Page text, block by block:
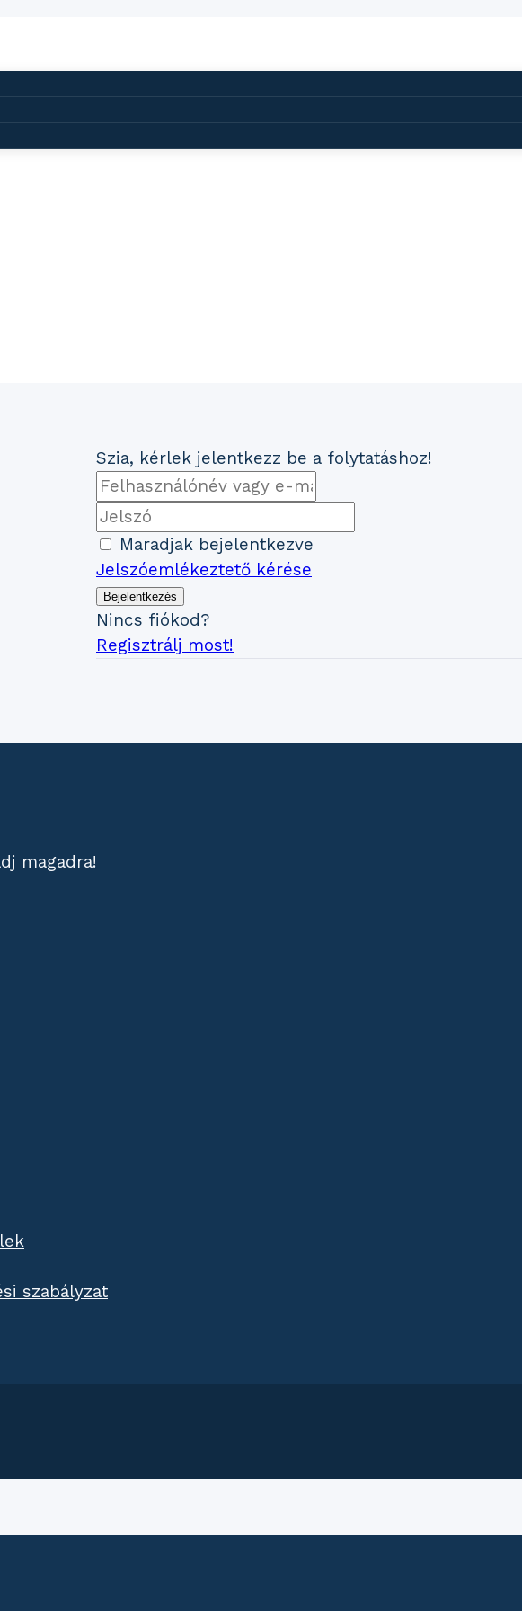
Szia, kérlek jelentkezz be a folytatáshoz!
Maradjak bejelentkezve
Jelszóemlékeztető kérése
Bejelentkezés
Nincs fiókod?
Regisztrálj most!
magadra!
szabályzat